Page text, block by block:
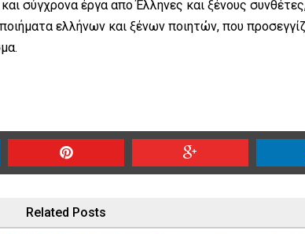
σύγχρονα έργα απο Έλληνες και ξένους
ελλήνων και ξένων ποιητών, που
Related Posts